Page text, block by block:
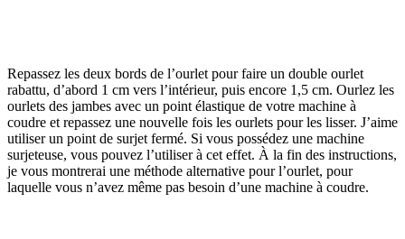
Repassez les deux bords de l’ourlet pour faire un double ourlet
rabattu, d’abord 1 cm vers l’intérieur, puis encore 1,5 cm. Ourlez les
ourlets des jambes avec un point élastique de votre machine à
coudre et repassez une nouvelle fois les ourlets pour les lisser. J’aime
utiliser un point de surjet fermé. Si vous possédez une machine
surjeteuse, vous pouvez l’utiliser à cet effet. À la fin des instructions,
je vous montrerai une méthode alternative pour l’ourlet, pour
laquelle vous n’avez même pas besoin d’une machine à coudre.